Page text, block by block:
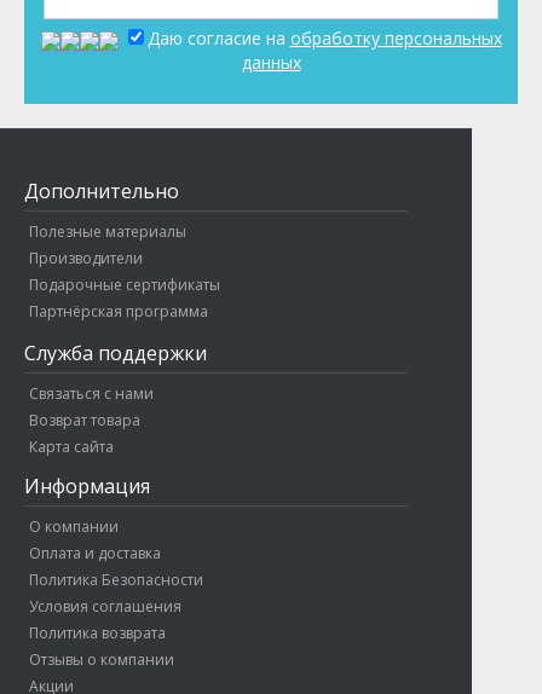
Даю согласие на обработку персональных
данных
Дополнительно
Полезные материалы
Производители
Подарочные сертификаты
Партнёрская программа
Служба поддержки
Связаться с нами
Возврат товара
Карта сайта
Информация
О компании
Оплата и доставка
Политика Безопасности
Условия соглашения
Политика возврата
Отзывы о компании
Акции